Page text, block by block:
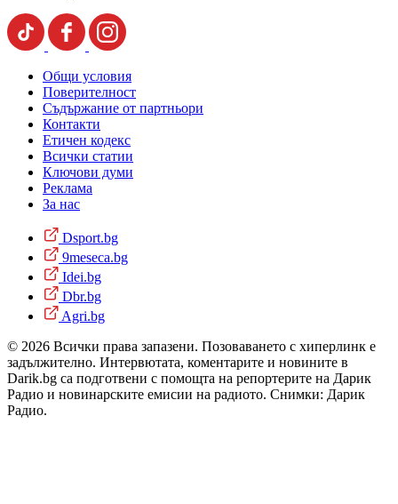
Общи условия
Поверителност
Съдържание от партньори
Контакти
Етичен кодекс
Всички статии
Ключови думи
Реклама
За нас
Dsport.bg
9meseca.bg
Idei.bg
Dbr.bg
Agri.bg
© 2026 Всички права запазени. Позоваването с хиперлинк е
задължително. Интервютата, коментарите и новините в
Darik.bg са подготвени с помощта на репортерите на Дарик
Радио и новинарските емисии на радиото. Снимки: Дарик
Радио.